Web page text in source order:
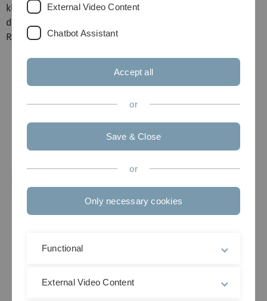
klassifiziert. Den Abschluss der Veranstaltung bildet dann
die Theorie von Kurven und Flächen im Euklidischen
Raum.
External Video Content
Chatbot Assistant
Accept all
or
Save & Close
or
Only necessary cookies
Functional
External Video Content